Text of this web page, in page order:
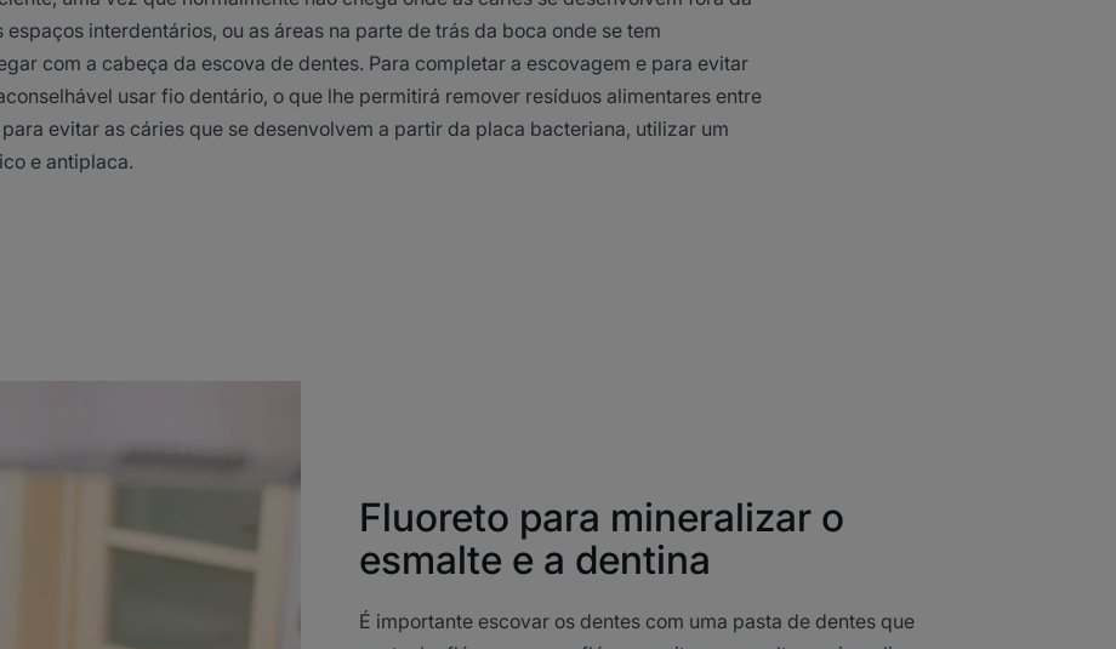
espaços interdentários, ou as áreas na parte de trás da boca onde se tem
com a cabeça da escova de dentes. Para completar a escovagem e para evitar
usar fio dentário, o que lhe permitirá remover resíduos alimentares entre
evitar as cáries que se desenvolvem a partir da placa bacteriana, utilizar um
e antiplaca.
Fluoreto para mineralizar o
esmalte e a dentina
É importante escovar os dentes com uma pasta de dentes que